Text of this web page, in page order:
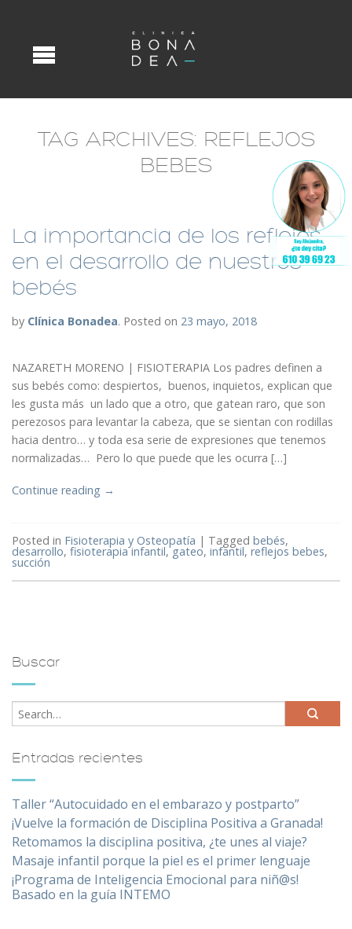
TAG ARCHIVES: REFLEJOS
BEBES
La importancia de los reflejos
en el desarrollo de nuestros
bebés
by Clínica Bonadea. Posted on 23 mayo, 2018
NAZARETH MORENO | FISIOTERAPIA Los padres definen a
sus bebés como: despiertos, buenos, inquietos, explican que
les gusta más un lado que a otro, que gatean raro, que son
perezosos para levantar la cabeza, que se sientan con rodillas
hacia dentro… y toda esa serie de expresiones que tenemos
normalizadas… Pero lo que puede que les ocurra […]
Continue reading →
Posted in Fisioterapia y Osteopatía | Tagged bebés,
desarrollo, fisioterapia infantil, gateo, infantil, reflejos bebes,
succión
Buscar
Entradas recientes
Taller “Autocuidado en el embarazo y postparto”
¡Vuelve la formación de Disciplina Positiva a Granada!
Retomamos la disciplina positiva, ¿te unes al viaje?
Masaje infantil porque la piel es el primer lenguaje
¡Programa de Inteligencia Emocional para niñ@s!
Basado en la guía INTEMO